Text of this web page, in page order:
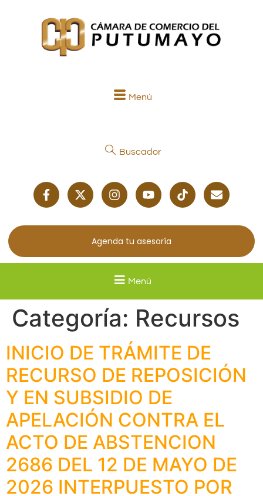
Menú
Buscador
Agenda tu asesoría
Menú
Categoría: Recursos
INICIO DE TRÁMITE DE
RECURSO DE REPOSICIÓN
Y EN SUBSIDIO DE
APELACIÓN CONTRA EL
ACTO DE ABSTENCION
2686 DEL 12 DE MAYO DE
2026 INTERPUESTO POR